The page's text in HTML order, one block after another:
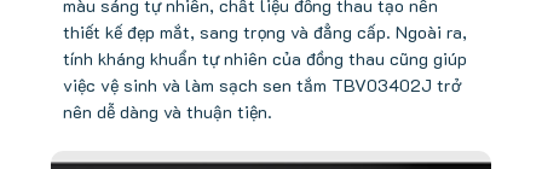
màu sáng tự nhiên, chất liệu đồng thau tạo nên
thiết kế đẹp mắt, sang trọng và đẳng cấp. Ngoài ra,
tính kháng khuẩn tự nhiên của đồng thau cũng giúp
việc vệ sinh và làm sạch sen tắm TBV03402J trở
nên dễ dàng và thuận tiện.